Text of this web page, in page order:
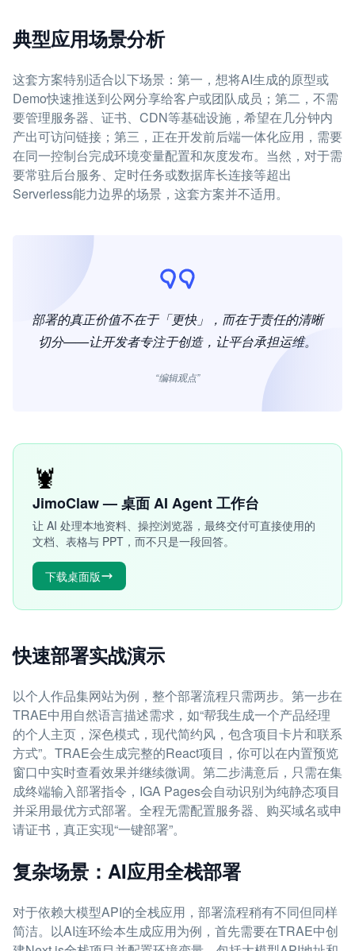
典型应用场景分析
这套方案特别适合以下场景：第一，想将AI生成的原型或
Demo快速推送到公网分享给客户或团队成员；第二，不需
要管理服务器、证书、CDN等基础设施，希望在几分钟内
产出可访问链接；第三，正在开发前后端一体化应用，需要
在同一控制台完成环境变量配置和灰度发布。当然，对于需
要常驻后台服务、定时任务或数据库长连接等超出
Serverless能力边界的场景，这套方案并不适用。
部署的真正价值不在于「更快」，而在于责任的清晰
切分——让开发者专注于创造，让平台承担运维。
“编辑观点”
🦞
JimoClaw — 桌面 AI Agent 工作台
让 AI 处理本地资料、操控浏览器，最终交付可直接使用的
文档、表格与 PPT，而不只是一段回答。
下载桌面版
快速部署实战演示
以个人作品集网站为例，整个部署流程只需两步。第一步在
TRAE中用自然语言描述需求，如“帮我生成一个产品经理
的个人主页，深色模式，现代简约风，包含项目卡片和联系
方式”。TRAE会生成完整的React项目，你可以在内置预览
窗口中实时查看效果并继续微调。第二步满意后，只需在集
成终端输入部署指令，IGA Pages会自动识别为纯静态项目
并采用最优方式部署。全程无需配置服务器、购买域名或申
请证书，真正实现“一键部署”。
复杂场景：AI应用全栈部署
对于依赖大模型API的全栈应用，部署流程稍有不同但同样
简洁。以AI连环绘本生成应用为例，首先需要在TRAE中创